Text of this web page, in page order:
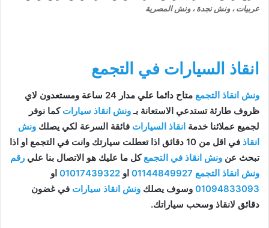
عربيات ، ونش نجدة ، ونش المصرية
انقاذ السيارات في التجمع
ونش انقاذ التجمع
متاح دائما علي مدار 24 ساعة ومستعدون لاي
ظروف طارئة تستدعي الاستعانة بـونش انقاذ سيارات كما نوفر
لجميع عملائنا خدمة انقاذ السيارات فائقة السرعة لكي يصلك ونش
انقاذ
في اقل من 10 دقائق اذا تعطلت سيارتك وانت في التجمع او اذا
تبحث عن ونش انقاذ في التجمعكل ما عليك هو الاتصال بنا علي رقم
ونش انقاذ التجمع 01144849927 او 01017439322 او
01094833093 وسوف يصلك ونش انقاذ سيارات في غضون
دقائق لانقاذ وسحب سياراتك.